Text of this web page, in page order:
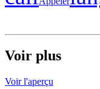
Voir plus
Voir l'aperçu